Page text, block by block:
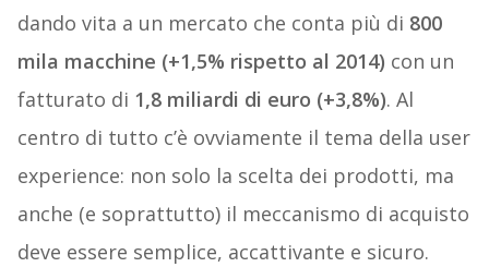
dando vita a un mercato che conta più di 800
mila macchine (+1,5% rispetto al 2014) con un
fatturato di 1,8 miliardi di euro (+3,8%). Al
centro di tutto c’è ovviamente il tema della user
experience: non solo la scelta dei prodotti, ma
anche (e soprattutto) il meccanismo di acquisto
deve essere semplice, accattivante e sicuro.